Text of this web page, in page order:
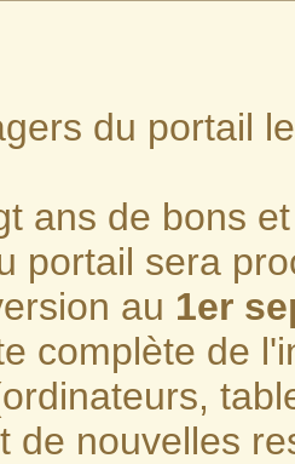
du portail
ans de bons
portail sera
au 1er
complète de
de nouvelles